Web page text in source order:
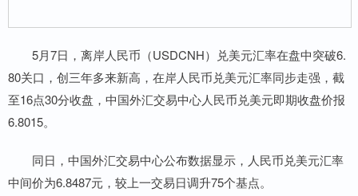
5月7日，离岸人民币（USDCNH）兑美元汇率在盘中突破6.
80关口，创三年多来新高，在岸人民币兑美元汇率同步走强，截
至16点30分收盘，中国外汇交易中心人民币兑美元即期收盘价报
6.8015。
同日，中国外汇交易中心公布数据显示，人民币兑美元汇率
中间价为6.8487元，较上一交易日调升75个基点。